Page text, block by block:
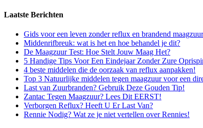
Laatste Berichten
Gids voor een leven zonder reflux en brandend maagzuur
Middenrifbreuk: wat is het en hoe behandel je dit?
De Maagzuur Test: Hoe Stelt Jouw Maag Het?
5 Handige Tips Voor Een Eindejaar Zonder Zure
4 beste middelen die de oorzaak van reflux aanpakken!
Top 3 Natuurlijke middelen tegen maagzuur voor een
Last van Zuurbranden? Gebruik Deze Gouden Tip!
Zantac Tegen Maagzuur? Lees Dit EERST!
Verborgen Reflux? Heeft U Er Last Van?
Rennie Nodig? Wat ze je niet vertellen over Rennies!